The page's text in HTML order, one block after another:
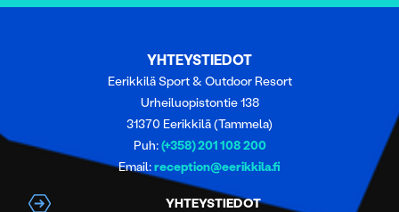
YHTEYSTIEDOT
Eerikkilä Sport & Outdoor Resort
Urheiluopistontie 138
31370 Eerikkilä (Tammela)
Puh:(+358) 201 108 200
Email:reception@eerikkila.fi
YHTEYSTIEDOT